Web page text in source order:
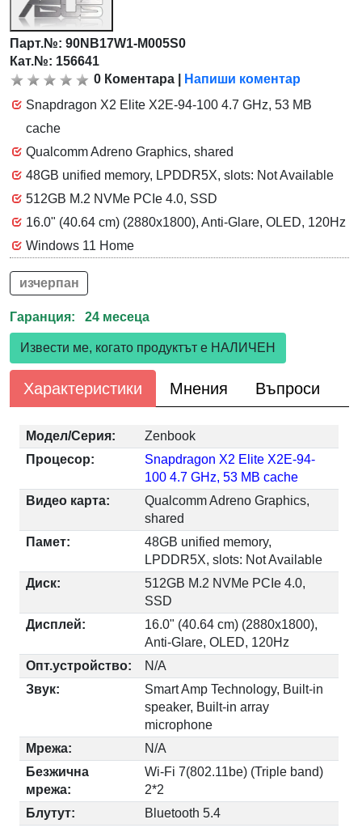
Парт.№:90NB17W1-M005S0
Кат.№: 156641
0 Коментара
Напиши коментар
Snapdragon X2 Elite X2E-94-100 4.7 GHz, 53 MB
cache
Qualcomm Adreno Graphics, shared
48GB unified memory, LPDDR5X, slots: Not Available
512GB M.2 NVMe PCIe 4.0, SSD
16.0" (40.64 cm) (2880x1800), Anti-Glare, OLED, 120Hz
Windows 11 Home
изчерпан
Гаранция: 24 месеца
Извести ме, когато продуктът е НАЛИЧЕН
Характеристики Мнения Въпроси
Модел/Серия:
Zenbook
Процесор:
Snapdragon X2 Elite X2E-94-
100 4.7 GHz, 53 MB cache
Видео карта:
Qualcomm Adreno Graphics,
shared
Памет:
48GB unified memory,
LPDDR5X, slots: Not Available
Диск:
512GB M.2 NVMe PCIe 4.0,
SSD
Дисплей:
16.0" (40.64 cm) (2880x1800),
Anti-Glare, OLED, 120Hz
Опт.устройство:
N/A
Звук:
Smart Amp Technology, Built-in
speaker, Built-in array
microphone
Мрежа:
N/A
Безжична
мрежа:
Wi-Fi 7(802.11be) (Triple band)
2*2
Блутут:
Bluetooth 5.4